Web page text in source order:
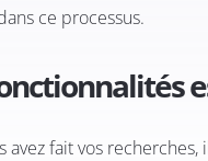
ce processus.
avez fait vos